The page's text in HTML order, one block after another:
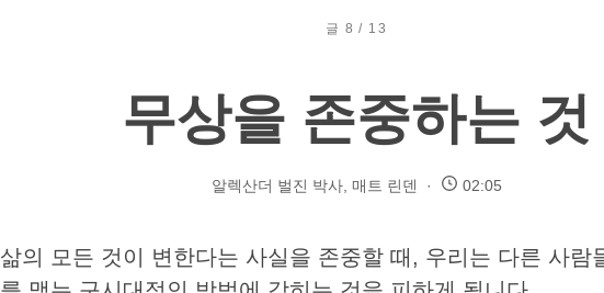
글 8 / 13
무상을 존중하는 것
알렉산더 벌진 박사, 매트 린덴 02:05
삶의 모든 것이 변한다는 사실을 존중할 때, 우리는 다른 사람